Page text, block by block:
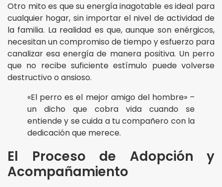
Otro mito es que su energía inagotable es ideal para
cualquier hogar, sin importar el nivel de actividad de
la familia. La realidad es que, aunque son enérgicos,
necesitan un compromiso de tiempo y esfuerzo para
canalizar esa energía de manera positiva. Un perro
que no recibe suficiente estímulo puede volverse
destructivo o ansioso.
«El perro es el mejor amigo del hombre» –
un dicho que cobra vida cuando se
entiende y se cuida a tu compañero con la
dedicación que merece.
El Proceso de Adopción y
Acompañamiento